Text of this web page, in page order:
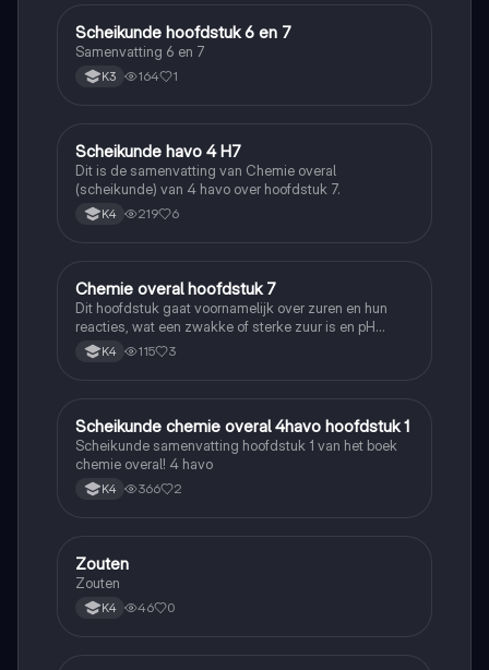
Scheikunde
Scheikunde hoofdstuk 6 en 7
Samenvatting 6 en 7
K3 164 1
Scheikunde
Scheikunde havo 4 H7
Dit is de samenvatting van Chemie overal
(scheikunde) van 4 havo over hoofdstuk 7.
K4 219 6
Scheikunde
Chemie overal hoofdstuk 7
Dit hoofdstuk gaat voornamelijk over zuren en hun
reacties, wat een zwakke of sterke zuur is en pH
berekenen
K4 115 3
Scheikunde
Scheikunde chemie overal 4havo hoofdstuk 1
Scheikunde samenvatting hoofdstuk 1 van het boek
chemie overal! 4 havo
K4 366 2
Scheikunde
Zouten
Zouten
K4 46 0